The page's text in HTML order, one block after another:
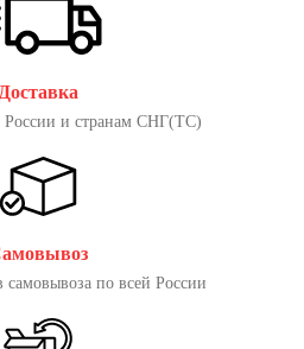
Доставка
России и странам СНГ(ТС)
самовывоза по всей России